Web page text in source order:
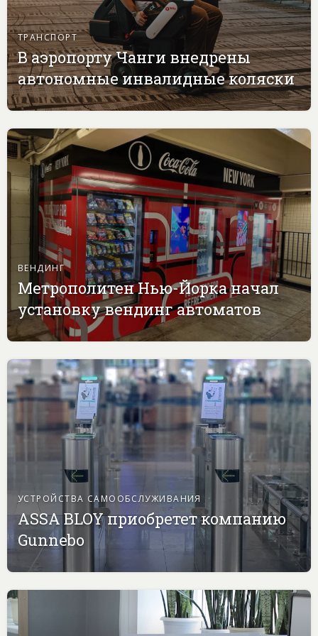
ТРАНСПОРТ
В аэропорту Чанги внедрены
автономные инвалидные коляски
ВЕНДИНГ
Метрополитен Нью-Йорка начал
установку вендинг автоматов
УСТРОЙСТВА САМООБСЛУЖИВАНИЯ
ASSA BLOY приобретет компанию
Gunnebo